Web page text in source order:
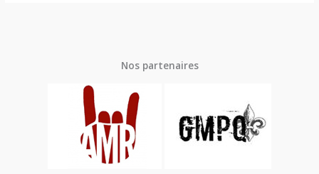
Nos partenaires